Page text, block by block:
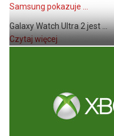
Samsung pokazuje ...
Galaxy Watch Ultra 2 jest ...
Czytaj więcej